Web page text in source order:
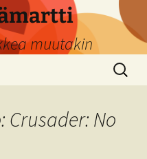
muutakin
Haku:
Crusader: No